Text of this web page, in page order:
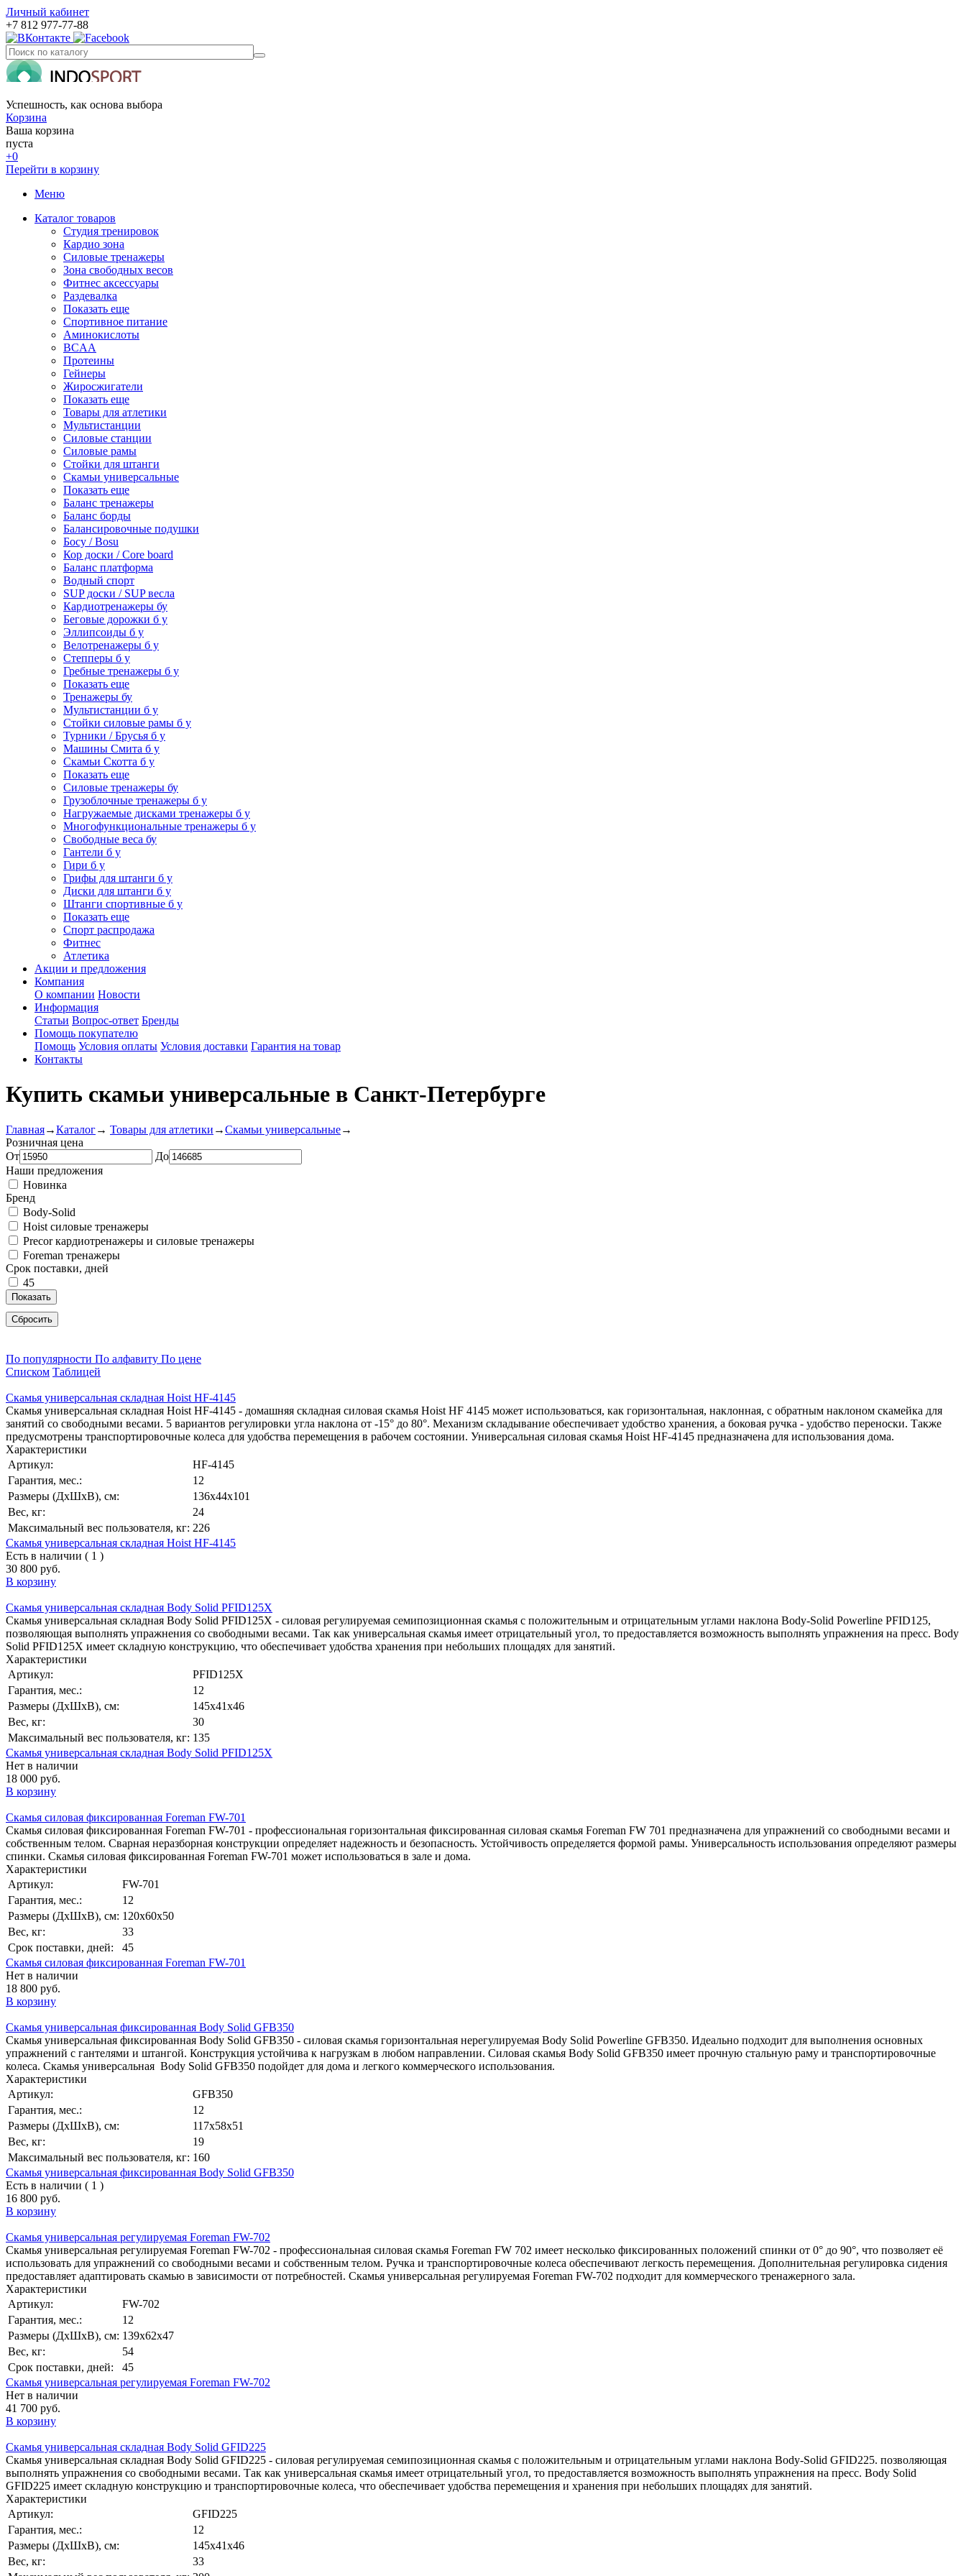
Личный кабинет
+7 812 977-77-88
Успешность, как основа выбора
Корзина
Ваша корзина
пуста
+0
Перейти в корзину
Меню
Каталог товаров
Студия тренировок
Кардио зона
Силовые тренажеры
Зона свободных весов
Фитнес аксессуары
Раздевалка
Показать еще
Спортивное питание
Аминокислоты
BCAA
Протеины
Гейнеры
Жиросжигатели
Показать еще
Товары для атлетики
Мультистанции
Силовые станции
Силовые рамы
Стойки для штанги
Скамьи универсальные
Показать еще
Баланс тренажеры
Баланс борды
Балансировочные подушки
Босу / Bosu
Кор доски / Core board
Баланс платформа
Водный спорт
SUP доски / SUP весла
Кардиотренажеры бу
Беговые дорожки б у
Эллипсоиды б у
Велотренажеры б у
Степперы б у
Гребные тренажеры б у
Показать еще
Тренажеры бу
Мультистанции б у
Стойки силовые рамы б у
Турники / Брусья б у
Машины Смита б у
Скамьи Скотта б у
Показать еще
Силовые тренажеры бу
Грузоблочные тренажеры б у
Нагружаемые дисками тренажеры б у
Многофункциональные тренажеры б у
Свободные веса бу
Гантели б у
Гири б у
Грифы для штанги б у
Диски для штанги б у
Штанги спортивные б у
Показать еще
Спорт распродажа
Фитнес
Атлетика
Акции и предложения
Компания
О компании Новости
Информация
Статьи Вопрос-ответ Бренды
Помощь покупателю
Помощь Условия оплаты Условия доставки Гарантия на товар
Контакты
Купить скамьи универсальные в Санкт-Петербурге
Главная→Каталог→ Товары для атлетики →Скамьи универсальные→
Розничная цена
От
До
Наши предложения
Новинка
Бренд
Body-Solid
Hoist силовые тренажеры
Precor кардиотренажеры и силовые тренажеры
Foreman тренажеры
Срок поставки, дней
45
Показать
Сбросить
По популярности По алфавиту По цене
Списком Таблицей
Скамья универсальная складная Hoist HF-4145
Скамья универсальная складная Hoist HF-4145 - домашняя складная силовая скамья Hoist HF 4145 может использоваться, как горизонтальная, наклонная, с обратным наклоном скамейка для
занятий со свободными весами. 5 вариантов регулировки угла наклона от -15° до 80°. Механизм складывание обеспечивает удобство хранения, а боковая ручка - удобство переноски. Также
предусмотрены транспортировочные колеса для удобства перемещения в рабочем состоянии. Универсальная силовая скамья Hoist HF-4145 предназначена для использования дома.
Характеристики
Артикул:
HF-4145
Гарантия, мес.:
12
Размеры (ДхШхВ), см:
136x44x101
Вес, кг:
24
Максимальный вес пользователя, кг: 226
Скамья универсальная складная Hoist HF-4145
Есть в наличии ( 1 )
30 800 руб.
В корзину
Скамья универсальная складная Body Solid PFID125X
Скамья универсальная складная Body Solid PFID125X - силовая регулируемая семипозиционная скамья с положительным и отрицательным углами наклона Body-Solid Powerline PFID125,
позволяющая выполнять упражнения со свободными весами. Так как универсальная скамья имеет отрицательный угол, то предоставляется возможность выполнять упражнения на пресс. Body
Solid PFID125X имеет складную конструкцию, что обеспечивает удобства хранения при небольших площадях для занятий.
Характеристики
Артикул:
PFID125X
Гарантия, мес.:
12
Размеры (ДхШхВ), см:
145х41х46
Вес, кг:
30
Максимальный вес пользователя, кг: 135
Скамья универсальная складная Body Solid PFID125X
Нет в наличии
18 000 руб.
В корзину
Скамья силовая фиксированная Foreman FW-701
Скамья силовая фиксированная Foreman FW-701 - профессиональная горизонтальная фиксированная силовая скамья Foreman FW 701 предназначена для упражнений со свободными весами и
собственным телом. Сварная неразборная конструкции определяет надежность и безопасность. Устойчивость определяется формой рамы. Универсальность использования определяют размеры
спинки. Скамья силовая фиксированная Foreman FW-701 может использоваться в зале и дома.
Характеристики
Артикул:
FW-701
Гарантия, мес.:
12
Размеры (ДхШхВ), см: 120х60х50
Вес, кг:
33
Срок поставки, дней:
45
Скамья силовая фиксированная Foreman FW-701
Нет в наличии
18 800 руб.
В корзину
Скамья универсальная фиксированная Body Solid GFB350
Скамья универсальная фиксированная Body Solid GFB350 - силовая скамья горизонтальная нерегулируемая Body Solid Powerline GFB350. Идеально подходит для выполнения основных
упражнений с гантелями и штангой. Конструкция устойчива к нагрузкам в любом направлении. Силовая скамья Body Solid GFB350 имеет прочную стальную раму и транспортировочные
колеса. Скамья универсальная Body Solid GFB350 подойдет для дома и легкого коммерческого использования.
Характеристики
Артикул:
GFB350
Гарантия, мес.:
12
Размеры (ДхШхВ), см:
117х58х51
Вес, кг:
19
Максимальный вес пользователя, кг: 160
Скамья универсальная фиксированная Body Solid GFB350
Есть в наличии ( 1 )
16 800 руб.
В корзину
Скамья универсальная регулируемая Foreman FW-702
Скамья универсальная регулируемая Foreman FW-702 - профессиональная силовая скамья Foreman FW 702 имеет несколько фиксированных положений спинки от 0° до 90°, что позволяет её
использовать для упражнений со свободными весами и собственным телом. Ручка и транспортировочные колеса обеспечивают легкость перемещения. Дополнительная регулировка сидения
предоставляет адаптировать скамью в зависимости от потребностей. Скамья универсальная регулируемая Foreman FW-702 подходит для коммерческого тренажерного зала.
Характеристики
Артикул:
FW-702
Гарантия, мес.:
12
Размеры (ДхШхВ), см: 139х62х47
Вес, кг:
54
Срок поставки, дней:
45
Скамья универсальная регулируемая Foreman FW-702
Нет в наличии
41 700 руб.
В корзину
Скамья универсальная складная Body Solid GFID225
Скамья универсальная складная Body Solid GFID225 - силовая регулируемая семипозиционная скамья с положительным и отрицательным углами наклона Body-Solid GFID225. позволяющая
выполнять упражнения со свободными весами. Так как универсальная скамья имеет отрицательный угол, то предоставляется возможность выполнять упражнения на пресс. Body Solid
GFID225 имеет складную конструкцию и транспортировочные колеса, что обеспечивает удобства перемещения и хранения при небольших площадях для занятий.
Характеристики
Артикул:
GFID225
Гарантия, мес.:
12
Размеры (ДхШхВ), см:
145х41х46
Вес, кг:
33